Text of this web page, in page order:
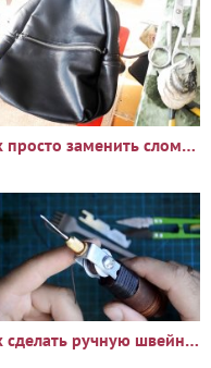
Как просто заменить сломанный бегунок на застёжке-молнии
Как сделать ручную швейную машинку для кожи